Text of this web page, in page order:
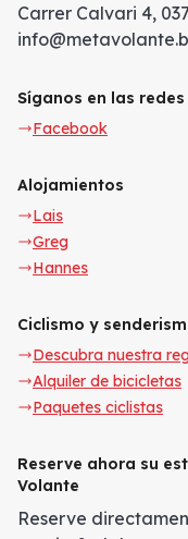
Carrer Calvari 4,
Síganos en las
Facebook
Alojamientos
Lais
Greg
Hannes
Ciclismo y
Descubra nuestra
Alquiler de bicicletas
Paquetes ciclistas
Reserve ahora su
Volante
Reserve